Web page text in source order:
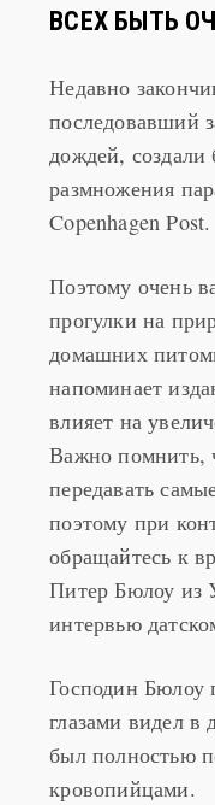
КЛЕЩЕЙ В
Недавно
последовавший
дождей, создали
размножения
Поэтому очень
прогулки на
домашних
напоминает
влияет на
Важно помнить,
передавать
поэтому при
обращайтесь к
Питер Бюлоу из
Господин Бюлоу
глазами видел в
был полностью